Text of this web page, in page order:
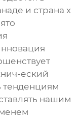
и страна х
еский
тенденциям
нашим